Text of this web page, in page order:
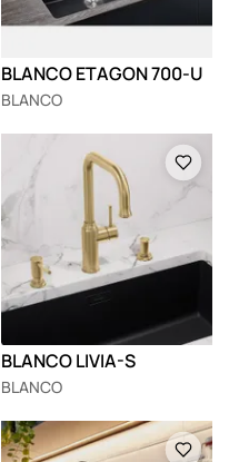
BLANCO ETAGON 700-U
BLANCO
BLANCO LIVIA-S
BLANCO
Loading